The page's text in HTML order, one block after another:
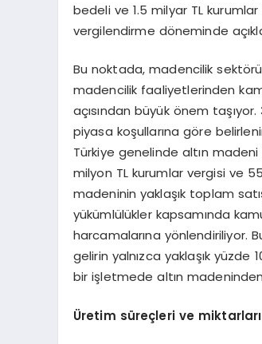
bedeli ve 1.5 milyar TL
vergilendirme döneminde
Bu noktada, madencilik sektörü
madencilik faaliyetlerinden
açısından büyük önem
piyasa koşullarına göre
Türkiye genelinde altın
milyon TL kurumlar vergisi ve
madeninin yaklaşık toplam
yükümlülükler kapsamında
harcamalarına yönlendiriliyor.
gelirin yalnızca yaklaşık yüzde
bir işletmede altın
Üretim süreçleri ve